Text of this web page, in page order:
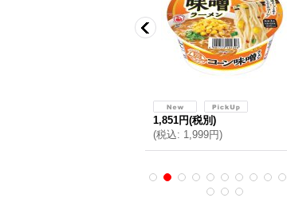
1,851円(税別)
(税込: 1,999円)